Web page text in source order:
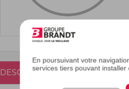
En poursuivant votre
services tiers pouvant installer
DESCRIPTION